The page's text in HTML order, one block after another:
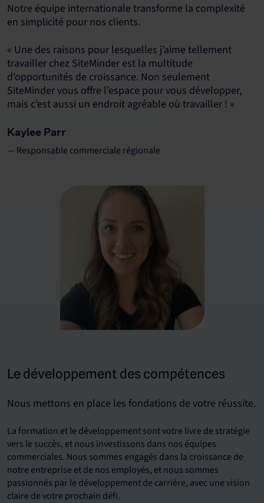
Notre équipe internationale transforme la complexité
en simplicité pour nos clients.
« Une des raisons pour lesquelles j’aime tellement
travailler chez SiteMinder est la multitude
d’opportunités de croissance. Non seulement
SiteMinder vous offre l’espace pour vous développer,
mais c’est aussi un endroit agréable où travailler ! »
Kaylee Parr
— Responsable commerciale régionale
Le développement des compétences
Nous mettons en place les fondations de votre réussite.
La formation et le développement sont votre livre de stratégie
vers le succès, et nous investissons dans nos équipes
commerciales. Nous sommes engagés dans la croissance de
notre entreprise et de nos employés, et nous sommes
passionnés par le développement de carrière, avec une vision
claire de votre prochain défi.